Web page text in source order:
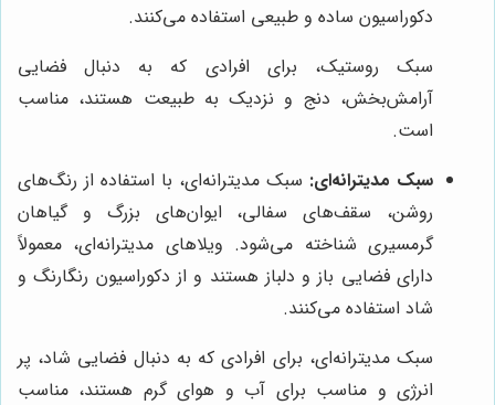
دکوراسیون ساده و طبیعی استفاده می‌کنند.
سبک روستیک، برای افرادی که به دنبال فضایی
آرامش‌بخش، دنج و نزدیک به طبیعت هستند، مناسب
است.
سبک مدیترانه‌ای: سبک مدیترانه‌ای، با استفاده از رنگ‌های
روشن، سقف‌های سفالی، ایوان‌های بزرگ و گیاهان
گرمسیری شناخته می‌شود. ویلاهای مدیترانه‌ای، معمولاً
دارای فضایی باز و دلباز هستند و از دکوراسیون رنگارنگ و
شاد استفاده می‌کنند.
سبک مدیترانه‌ای، برای افرادی که به دنبال فضایی شاد، پر
انرژی و مناسب برای آب و هوای گرم هستند، مناسب